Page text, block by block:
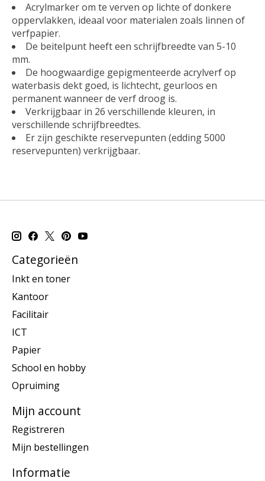
Acrylmarker om te verven op lichte of donkere
oppervlakken, ideaal voor materialen zoals linnen of
verfpapier.
De beitelpunt heeft een schrijfbreedte van 5-10
mm.
De hoogwaardige gepigmenteerde acrylverf op
waterbasis dekt goed, is lichtecht, geurloos en
permanent wanneer de verf droog is.
Verkrijgbaar in 26 verschillende kleuren, in
verschillende schrijfbreedtes.
Er zijn geschikte reservepunten (edding 5000
reservepunten) verkrijgbaar.
Categorieën
Inkt en toner
Kantoor
Facilitair
ICT
Papier
School en hobby
Opruiming
Mijn account
Registreren
Mijn bestellingen
Informatie